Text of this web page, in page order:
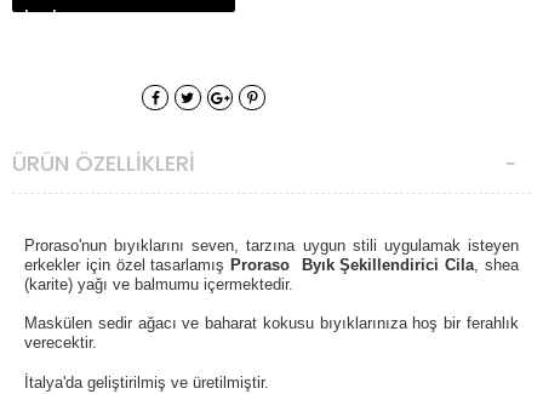
haber ver
ÜRÜN ÖZELLIKLERI
Proraso'nun bıyıklarını seven, tarzına uygun stili uygulamak isteyen
erkekler için özel tasarlamış Proraso Byık Şekillendirici Cila, shea
(karite) yağı ve balmumu içermektedir.
Maskülen sedir ağacı ve baharat kokusu bıyıklarınıza hoş bir ferahlık
verecektir.
İtalya'da geliştirilmiş ve üretilmiştir.